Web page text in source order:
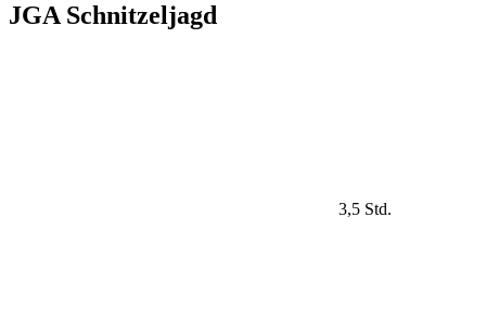
JGA Schnitzeljagd
3,5 Std.